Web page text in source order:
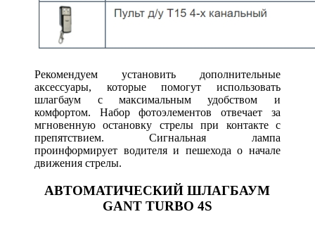
Рекомендуем установить дополнительные
аксессуары, которые помогут использовать
шлагбаум с максимальным удобством и
комфортом. Набор фотоэлементов отвечает за
мгновенную остановку стрелы при контакте с
препятствием. Сигнальная лампа
проинформирует водителя и пешехода о начале
движения стрелы.
АВТОМАТИЧЕСКИЙ ШЛАГБАУМ
GANT TURBO 4S